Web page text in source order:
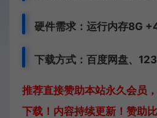
硬件需求：运行内存8G +
下载方式： 百度网盘、
推荐直接赞助本站永久会员
下载！内容持续更新！赞助